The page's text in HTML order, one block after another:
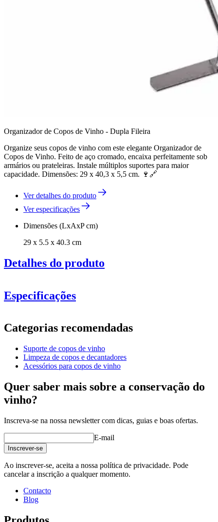
Organizador de Copos de Vinho - Dupla Fileira
Organize seus copos de vinho com este elegante Organizador de
Copos de Vinho. Feito de aço cromado, encaixa perfeitamente sob
armários ou prateleiras. Instale múltiplos suportes para maior
capacidade. Dimensões: 29 x 40,3 x 5,5 cm. 🍷🔗
Ver detalhes do produto
Ver especificações
Dimensões (LxAxP cm)
29 x 5.5 x 40.3 cm
Detalhes do produto
Especificações
Número do produto2RWGR-1
Dimensões (LxAxP cm)
Peso (kg)0.5
Largura (cm)29
profundidade (cm)40.3
Categorias recomendadas
Suporte de copos de vinho
Limpeza de copos e decantadores
Acessórios para copos de vinho
Quer saber mais sobre a conservação do
vinho?
Inscreva-se na nossa newsletter com dicas, guias e boas ofertas.
E-mail
Inscrever-se
Ao inscrever-se, aceita a nossa política de privacidade. Pode
cancelar a inscrição a qualquer momento.
Contacto
Blog